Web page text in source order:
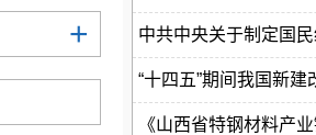
+ 中共中央关于制定国
“十四五”期间我国新
《山西省特钢材料产